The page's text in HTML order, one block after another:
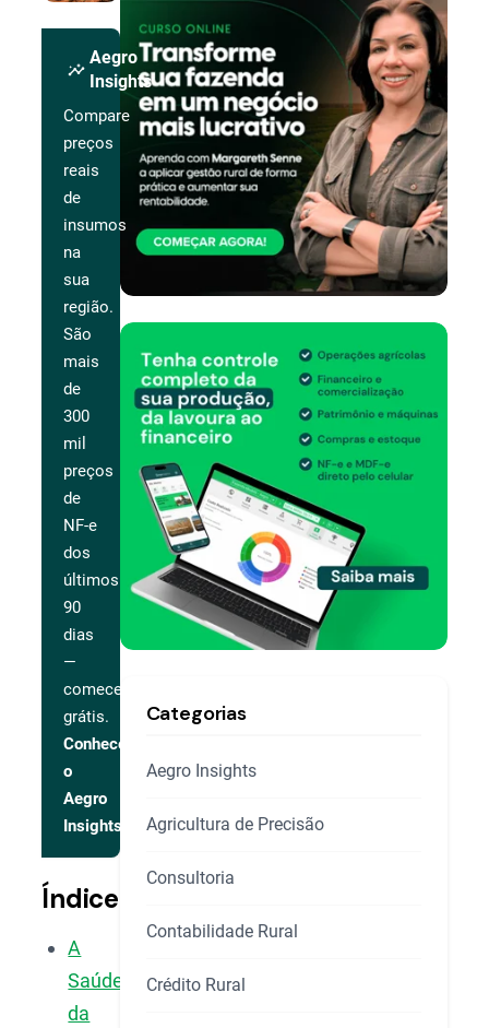
insights
Aegro
Insights
Compare
preços
reais
de
insumos
na
sua
região.
São
mais
de
300
mil
preços
de
NF-e
dos
últimos
90
dias
—
comece
grátis.
Conhecer
o
Aegro
Insights
Índice
A
Saúde
da
Categorias
Aegro Insights
Agricultura de Precisão
Consultoria
Contabilidade Rural
Crédito Rural